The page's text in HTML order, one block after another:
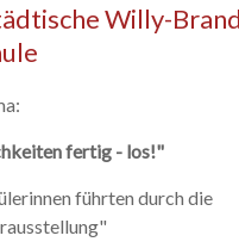
Willy-
fertig - los!"
führten durch die